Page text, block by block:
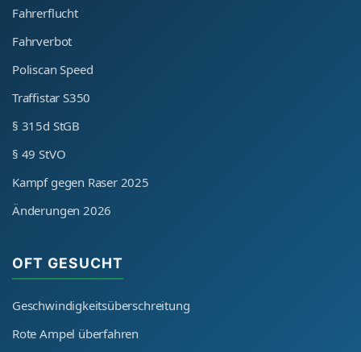
Fahrerflucht
Fahrverbot
Poliscan Speed
Traffistar S350
§ 315d StGB
§ 49 StVO
Kampf gegen Raser 2025
Änderungen 2026
OFT GESUCHT
Geschwindigkeitsüberschreitung
Rote Ampel überfahren